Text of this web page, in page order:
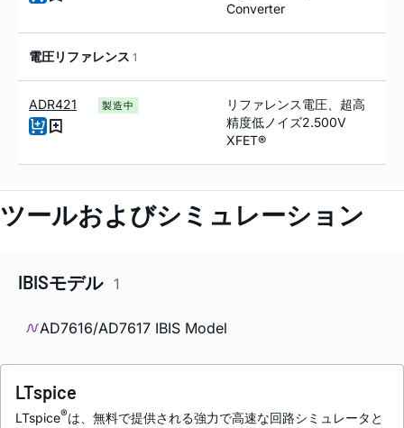
Converter
電圧リファレンス 1
ADR421 製造中
リファレンス電圧、超高
精度低ノイズ2.500V
XFET®
ツールおよびシミュレーション
IBISモデル 1
AD7616/AD7617 IBIS Model
LTspice
LTspice®は、無料で提供される強力で高速な回路シミュレータと